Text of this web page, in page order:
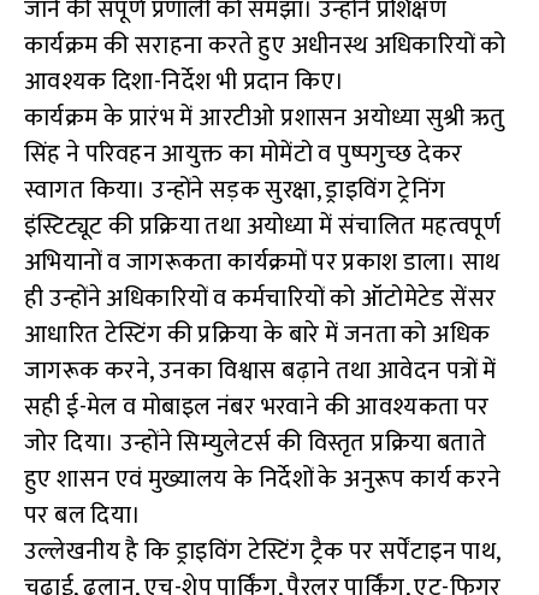
जाने की संपूर्ण प्रणाली को समझा। उन्होंने प्रशिक्षण
कार्यक्रम की सराहना करते हुए अधीनस्थ अधिकारियों को
आवश्यक दिशा-निर्देश भी प्रदान किए।
कार्यक्रम के प्रारंभ में आरटीओ प्रशासन अयोध्या सुश्री ऋतु
सिंह ने परिवहन आयुक्त का मोमेंटो व पुष्पगुच्छ देकर
स्वागत किया। उन्होंने सड़क सुरक्षा, ड्राइविंग ट्रेनिंग
इंस्टिट्यूट की प्रक्रिया तथा अयोध्या में संचालित महत्वपूर्ण
अभियानों व जागरूकता कार्यक्रमों पर प्रकाश डाला। साथ
ही उन्होंने अधिकारियों व कर्मचारियों को ऑटोमेटेड सेंसर
आधारित टेस्टिंग की प्रक्रिया के बारे में जनता को अधिक
जागरूक करने, उनका विश्वास बढ़ाने तथा आवेदन पत्रों में
सही ई-मेल व मोबाइल नंबर भरवाने की आवश्यकता पर
जोर दिया। उन्होंने सिम्युलेटर्स की विस्तृत प्रक्रिया बताते
हुए शासन एवं मुख्यालय के निर्देशों के अनुरूप कार्य करने
पर बल दिया।
उल्लेखनीय है कि ड्राइविंग टेस्टिंग ट्रैक पर सर्पेंटाइन पाथ,